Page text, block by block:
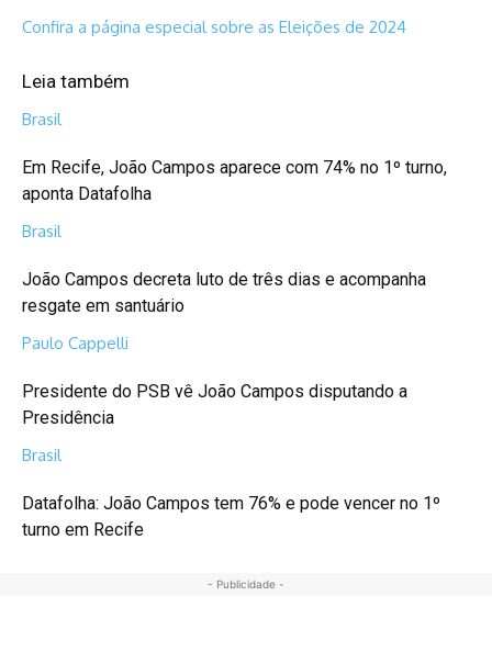
Confira a página especial sobre as Eleições de 2024
Leia também
Brasil
Em Recife, João Campos aparece com 74% no 1º turno,
aponta Datafolha
Brasil
João Campos decreta luto de três dias e acompanha
resgate em santuário
Paulo Cappelli
Presidente do PSB vê João Campos disputando a
Presidência
Brasil
Datafolha: João Campos tem 76% e pode vencer no 1º
turno em Recife
- Publicidade -